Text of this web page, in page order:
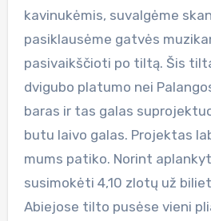
kavinukėmis, suvalgėme
pasiklausėme gatvės
pasivaikščioti po tiltą. Šis
dvigubo platumo nei
baras ir tas galas
butu laivo galas. Projektas
mums patiko. Norint
susimokėti 4,10 zlotų už
Abiejose tilto pusėse vieni